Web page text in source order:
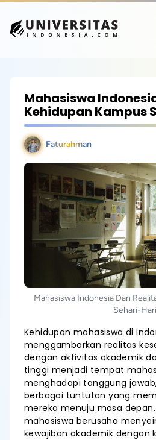
Mahasiswa
Kehidupan Kampus
Faturahman
Mahasiswa Indonesia Dan
Sehari-Hari
Kehidupan mahasiswa di
menggambarkan realitas
dengan aktivitas akademik
tinggi menjadi tempat
menghadapi tanggung
berbagai tuntutan yang
mereka menuju masa
mahasiswa berusaha
kewajiban akademik dengan